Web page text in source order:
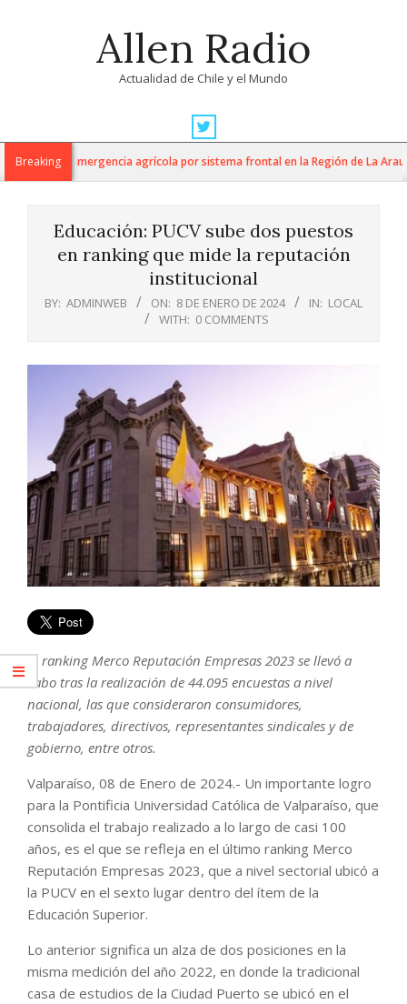
Allen Radio
Actualidad de Chile y el Mundo
Navigation
MenuBreakingde emergencia agrícola por sistema frontal en la Región de La
Educación: PUCV sube dos puestos
en ranking que mide la reputación
institucional
BY: ADMINWEB ON: 8 DE ENERO DE 2024 IN: LOCAL
WITH: 0 COMMENTS
El ranking Merco Reputación Empresas 2023 se llevó a
cabo tras la realización de 44.095 encuestas a nivel
nacional, las que consideraron consumidores,
trabajadores, directivos, representantes sindicales y de
gobierno, entre otros.
Valparaíso, 08 de Enero de 2024.- Un importante logro
para la Pontificia Universidad Católica de Valparaíso, que
consolida el trabajo realizado a lo largo de casi 100
años, es el que se refleja en el último ranking Merco
Reputación Empresas 2023, que a nivel sectorial ubicó a
la PUCV en el sexto lugar dentro del ítem de la
Educación Superior.
Lo anterior significa un alza de dos posiciones en la
misma medición del año 2022, en donde la tradicional
casa de estudios de la Ciudad Puerto se ubicó en el